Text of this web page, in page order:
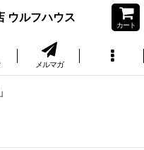
ウルフハウス
カート
メルマガ